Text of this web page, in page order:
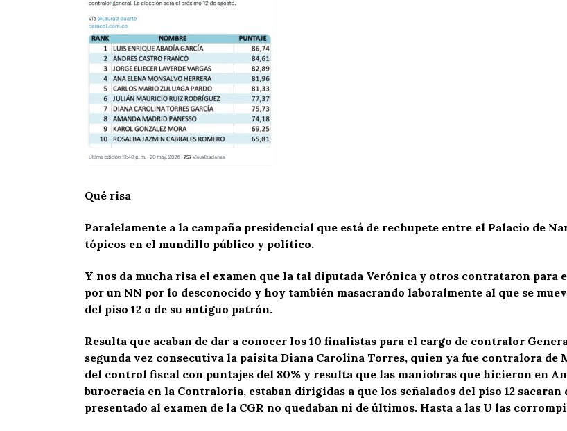
Qué risa
Paralelamente a la campaña presidencial que está de rechupete entre el Palacio de
tópicos en el mundillo público y político.
Y nos da mucha risa el examen que la tal diputada Verónica y otros contrataron
por un NN por lo desconocido y hoy también masacrando laboralmente al que se
del piso 12 o de su antiguo patrón.
Resulta que acaban de dar a conocer los 10 finalistas para el cargo de contralor
segunda vez consecutiva la paisita Diana Carolina Torres, quien ya fue contralora
del control fiscal con puntajes del 80% y resulta que las maniobras que hicieron en
burocracia en la Contraloría, estaban dirigidas a que los señalados del piso 12
presentado al examen de la CGR no quedaban ni de últimos. Hasta a las U las